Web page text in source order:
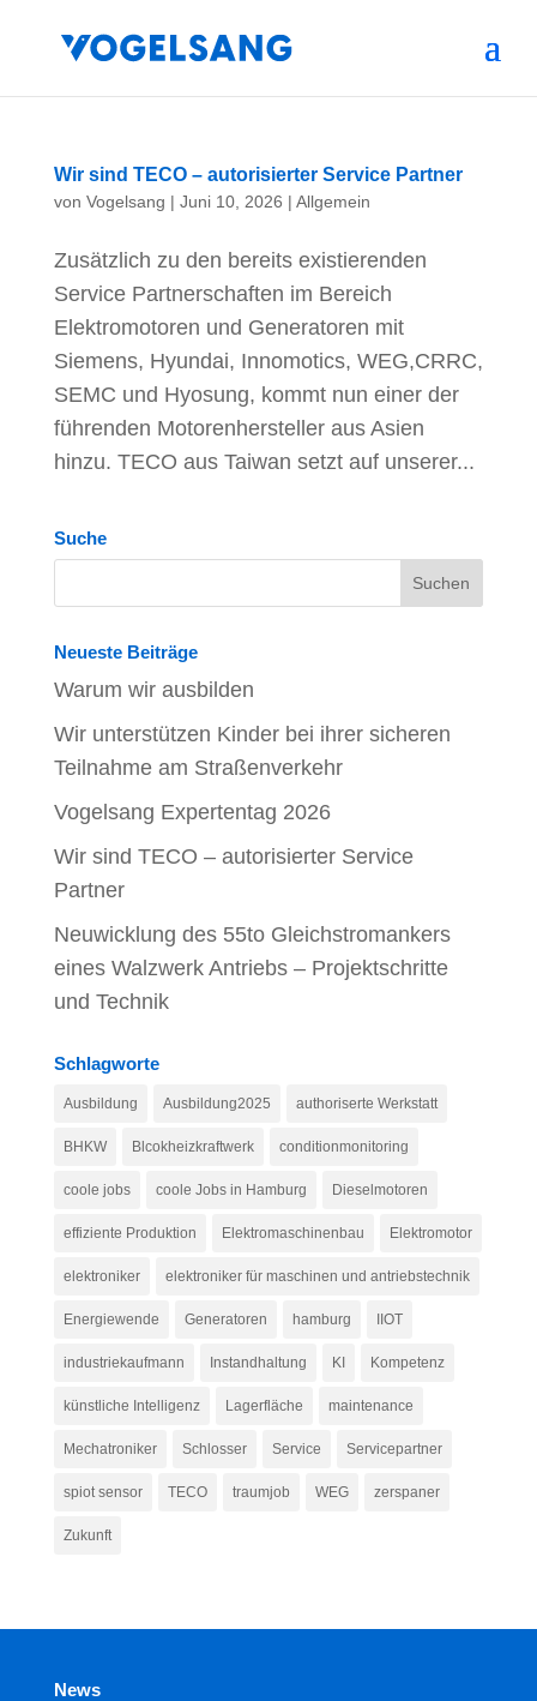
Wir sind TECO – autorisierter Service Partner
von Vogelsang | Juni 10, 2026 | Allgemein
Zusätzlich zu den bereits existierenden
Service Partnerschaften im Bereich
Elektromotoren und Generatoren mit
Siemens, Hyundai, Innomotics, WEG,CRRC,
SEMC und Hyosung, kommt nun einer der
führenden Motorenhersteller aus Asien
hinzu. TECO aus Taiwan setzt auf unserer...
Suche
Neueste Beiträge
Warum wir ausbilden
Wir unterstützen Kinder bei ihrer sicheren
Teilnahme am Straßenverkehr
Vogelsang Expertentag 2026
Wir sind TECO – autorisierter Service
Partner
Neuwicklung des 55to Gleichstromankers
eines Walzwerk Antriebs – Projektschritte
und Technik
Schlagworte
Ausbildung Ausbildung2025 authoriserte Werkstatt
BHKW Blcokheizkraftwerk conditionmonitoring
coole jobs coole Jobs in Hamburg Dieselmotoren
effiziente Produktion Elektromaschinenbau Elektromotor
elektroniker elektroniker für maschinen und antriebstechnik
Energiewende Generatoren hamburg IIOT
industriekaufmann Instandhaltung KI Kompetenz
künstliche Intelligenz Lagerfläche maintenance
Mechatroniker Schlosser Service Servicepartner
spiot sensor TECO traumjob WEG zerspaner
Zukunft
News